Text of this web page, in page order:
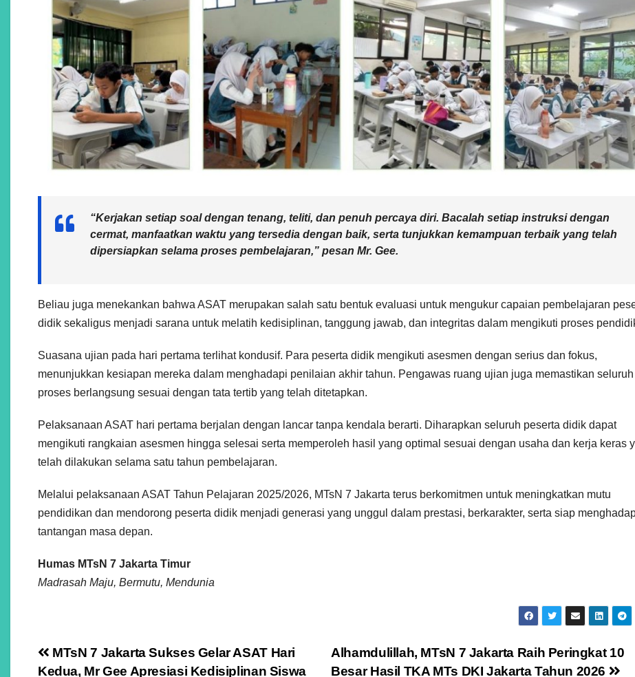
“Kerjakan setiap soal dengan tenang, teliti, dan penuh percaya diri. Bacalah setiap instruksi dengan
cermat, manfaatkan waktu yang tersedia dengan baik, serta tunjukkan kemampuan terbaik yang telah
dipersiapkan selama proses pembelajaran,” pesan Mr. Gee.
Beliau juga menekankan bahwa ASAT merupakan salah satu bentuk evaluasi untuk mengukur capaian pembelajaran
didik sekaligus menjadi sarana untuk melatih kedisiplinan, tanggung jawab, dan integritas dalam mengikuti proses
Suasana ujian pada hari pertama terlihat kondusif. Para peserta didik mengikuti asesmen dengan serius dan fokus,
menunjukkan kesiapan mereka dalam menghadapi penilaian akhir tahun. Pengawas ruang ujian juga memastikan seluruh
proses berlangsung sesuai dengan tata tertib yang telah ditetapkan.
Pelaksanaan ASAT hari pertama berjalan dengan lancar tanpa kendala berarti. Diharapkan seluruh peserta didik dapat
mengikuti rangkaian asesmen hingga selesai serta memperoleh hasil yang optimal sesuai dengan usaha dan kerja keras
telah dilakukan selama satu tahun pembelajaran.
Melalui pelaksanaan ASAT Tahun Pelajaran 2025/2026, MTsN 7 Jakarta terus berkomitmen untuk meningkatkan mutu
pendidikan dan mendorong peserta didik menjadi generasi yang unggul dalam prestasi, berkarakter, serta siap
tantangan masa depan.
Humas MTsN 7 Jakarta Timur
Madrasah Maju, Bermutu, Mendunia
Navigasi
Alhamdulillah, MTsN 7 Jakarta Raih Peringkat 10
Besar Hasil TKA MTs DKI Jakarta Tahun 2026
MTsN 7 Jakarta Sukses Gelar ASAT Hari
Kedua, Mr Gee Apresiasi Kedisiplinan Siswa